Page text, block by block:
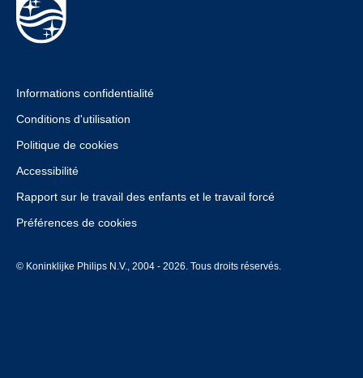
Informations confidentialité
Conditions d'utilisation
Politique de cookies
Accessibilité
Rapport sur le travail des enfants et le travail forcé
Préférences de cookies
© Koninklijke Philips N.V., 2004 - 2026. Tous droits réservés.